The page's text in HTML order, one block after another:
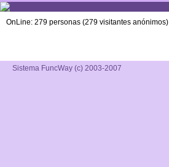
OnLine: 279 personas (279 visitantes anónimos)
Sistema FuncWay (c) 2003-2007